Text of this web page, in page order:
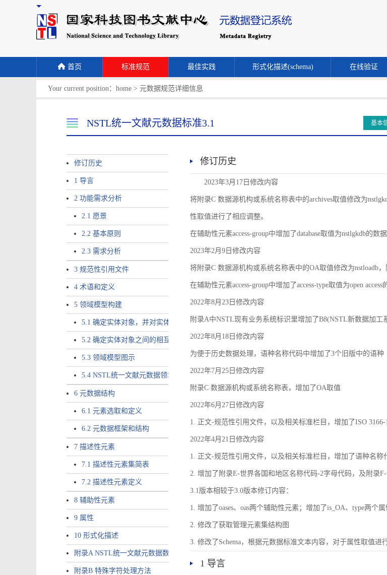
首页 标准规范 最佳实践 形式化描述(schema) 在线验证
Your current position： home > 元数据规范详细信息
NSTL统一文献元数据标准3.1 基本
修订历史
1 导言
2 功能需求分析
2.1 愿景
2.2 基本原则
2.3 需求分析
3 规范性引用文件
4 术语和定义
5 领域模型构建
5.1 确定实体对象，并对实体对象命名
5.2 确定实体对象之间的相互关系，定义实体对象之间的关联和约束
5.3 领域模型图示
5.4 NSTL统一文献元数据领域模型的验证
6 元数据结构
6.1 元素选取和定义
6.2 元数据框架和结构
7 描述性元素
7.1 描述性元素集简表
7.2 描述性元素定义
8 辅助性元素
9 属性
10 形式化描述
附录A NSTL统一文献元数据数据唯一标识符规则
附录B 特殊字符处理方法
修订历史
2023年3月17日修改内容
将附录C 数据源机构或系统名称表中的archives取值修改为
性取值进行了相应调整。
在辅助性元素access-group中增加了database取值为nstlgkdb的数据
2023年2月9日修改内容
将附录C 数据源机构或系统名称表中的OA取值修改为nstloadb，
在辅助性元素access-group中增加了access-type取值为open access
2022年8月23日修改内容
附录A中NSTL现有业务系统标识里增加了B8(NSTL新数据加工
2022年8月18日修改内容
为便于历史数据处理，语种名称代码中增加了3个旧版中的语种
2022年7月25日修改内容
附录C 数据源机构或系统名称表，增加了OA取值
2022年6月27日修改内容
1. 正文-规范性引用文件，以及相关标准栏目，增加了ISO
2022年4月21日修改内容
1. 正文-规范性引用文件，以及相关标准栏目，增加了语种名称
2. 增加了附录E-世界各国和地区名称代码-2字母代码，及附录
3.1版本相较于3.0版本修订内容：
1. 增加了oases、oas两个辅助性元素；增加了is_OA、type两个属
2. 修改了获取管理元素集结构图
3. 修改了Schema，根据元数据标准文本内容，对于属性取值进
1 导言